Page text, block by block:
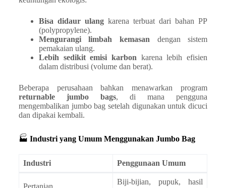
Bisa didaur ulangkarena terbuat dari bahan PP
(polypropylene).
Mengurangi limbah kemasan dengan sistem
pemakaian ulang.
Lebih sedikit emisi karbon karena lebih efisien
dalam distribusi (volume dan berat).
Beberapa perusahaan bahkan menawarkan program
returnable jumbo bags, di mana pengguna
mengembalikan jumbo bag setelah digunakan untuk dicuci
dan dipakai kembali.
🏭 Industri yang Umum Menggunakan Jumbo Bag
Industri Penggunaan Umum
Pertanian
Biji-bijian, pupuk, hasil